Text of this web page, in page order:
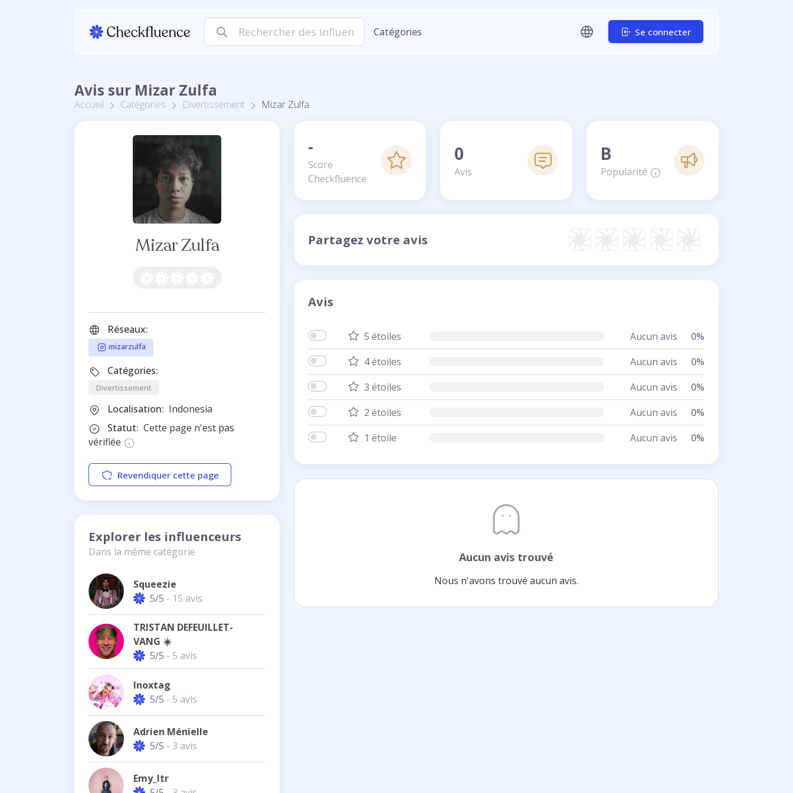
Catégories Se connecter
Avis sur Mizar Zulfa
Accueil Catégories Divertissement Mizar Zulfa
Mizar Zulfa
Réseaux:
mizarzulfa
Catégories:
Divertissement
Localisation: Indonesia
Statut: Cette page n'est pas
vérifiée
Revendiquer cette page
Explorer les influenceurs
Dans la même catégorie
Squeezie
5/5 - 15 avis
TRISTAN DEFEUILLET-
VANG ☀️
5/5 - 5 avis
Inoxtag
5/5 - 5 avis
Adrien Ménielle
5/5 - 3 avis
Emy_ltr
-
Score
Checkfluence
0
Avis
B
Popularité
Partagez votre avis
Avis
5 étoiles Aucun avis
0%
4 étoiles
Aucun avis
0%
3 étoiles
Aucun avis
0%
2 étoiles
Aucun avis
0%
1 étoile
Aucun avis 0%
Aucun avis trouvé
Nous n'avons trouvé aucun avis.